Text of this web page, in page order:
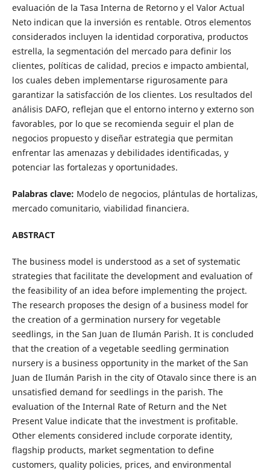
evaluación de la Tasa Interna de Retorno y el Valor Actual
Neto indican que la inversión es rentable. Otros elementos
considerados incluyen la identidad corporativa, productos
estrella, la segmentación del mercado para definir los
clientes, políticas de calidad, precios e impacto ambiental,
los cuales deben implementarse rigurosamente para
garantizar la satisfacción de los clientes. Los resultados del
análisis DAFO, reflejan que el entorno interno y externo son
favorables, por lo que se recomienda seguir el plan de
negocios propuesto y diseñar estrategia que permitan
enfrentar las amenazas y debilidades identificadas, y
potenciar las fortalezas y oportunidades.
Palabras clave: Modelo de negocios, plántulas de hortalizas,
mercado comunitario, viabilidad financiera.
ABSTRACT
The business model is understood as a set of systematic
strategies that facilitate the development and evaluation of
the feasibility of an idea before implementing the project.
The research proposes the design of a business model for
the creation of a germination nursery for vegetable
seedlings, in the San Juan de Ilumán Parish. It is concluded
that the creation of a vegetable seedling germination
nursery is a business opportunity in the market of the San
Juan de Ilumán Parish in the city of Otavalo since there is an
unsatisfied demand for seedlings in the parish. The
evaluation of the Internal Rate of Return and the Net
Present Value indicate that the investment is profitable.
Other elements considered include corporate identity,
flagship products, market segmentation to define
customers, quality policies, prices, and environmental